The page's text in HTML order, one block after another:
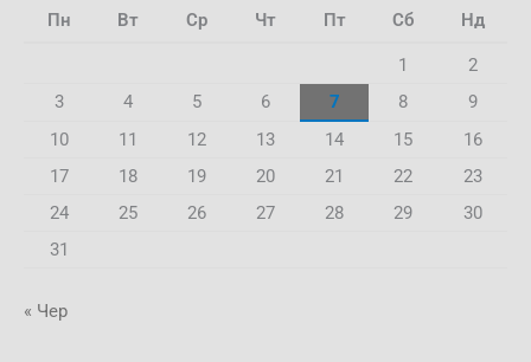
Пн Вт Ср Чт Пт Сб Нд
1
2
3
4 5 6 7 8
9
10
11 12 13 14 15
16
17
18 19 20 21 22
23
24
25 26 27 28 29
30
31
« Чер